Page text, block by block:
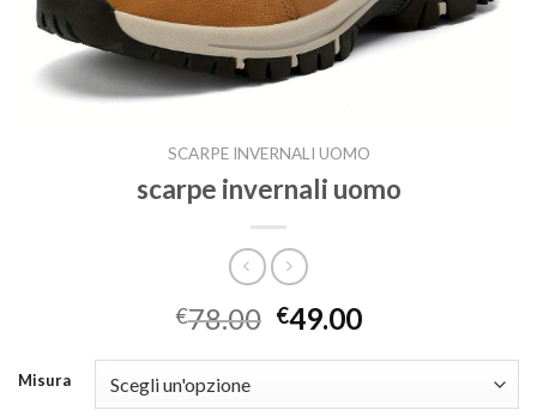
SCARPE INVERNALI UOMO
scarpe invernali uomo
€78.00 €49.00
Misura